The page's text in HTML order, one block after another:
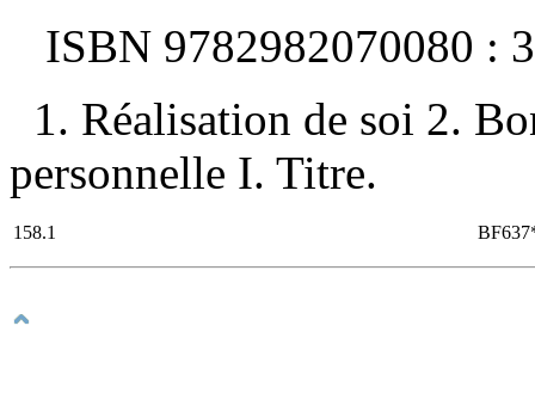
ISBN 9782982070080 :
1. Réalisation de soi 2.
personnelle I. Titre.
158.1